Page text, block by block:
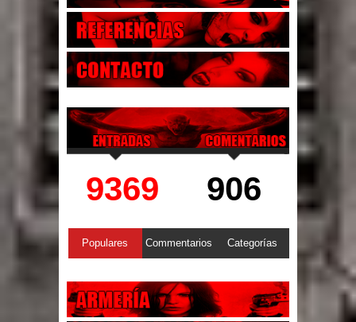
9369 906
Populares Commentarios Categorías